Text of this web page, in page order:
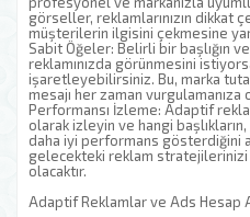
görseller, reklamlarınızın dikkat
müşterilerin ilgisini çekmesine
Sabit Öğeler: Belirli bir başlığın
reklamınızda görünmesini
işaretleyebilirsiniz. Bu, marka
mesajı her zaman vurgulamanıza
Performansı İzleme: Adaptif
olarak izleyin ve hangi
daha iyi performans gösterdiğini
gelecekteki reklam stratejilerinizi
olacaktır.
Adaptif Reklamlar ve Ads Hesap